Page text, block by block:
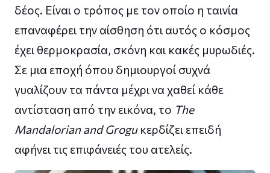
δέος. Είναι ο τρόπος με τον οποίο η ταινία
επαναφέρει την αίσθηση ότι αυτός ο κόσμος
έχει θερμοκρασία, σκόνη και κακές μυρωδιές.
Σε μια εποχή όπου δημιουργοί συχνά
γυαλίζουν τα πάντα μέχρι να χαθεί κάθε
αντίσταση από την εικόνα, το The
Mandalorian and Groguκερδίζει επειδή
αφήνει τις επιφάνειές του ατελείς.